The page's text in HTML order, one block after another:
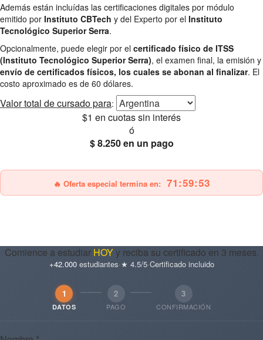
Además están incluídas las certificaciones digitales por módulo
emitido por Instituto CBTech y del Experto por el Instituto
Tecnológico Superior Serra.
Opcionalmente, puede elegir por el certificado físico de ITSS
(Instituto Tecnológico Superior Serra), el examen final, la emisión y
envío de certificados físicos, los cuales se abonan al finalizar. El
costo aproximado es de 60 dólares.
Valor total de cursado para:
$1 en cuotas sin interés
ó
$ 8.250en un pago
🔥 Oferta especial termina en: 71:59:51
Comience a estudiar HOYy reciba su certificado en 3 meses.
+42.000estudiantes·★ 4.5/5·Certificado incluido
1
DATOS
2
PAGO
3
CONFIRMACIÓN